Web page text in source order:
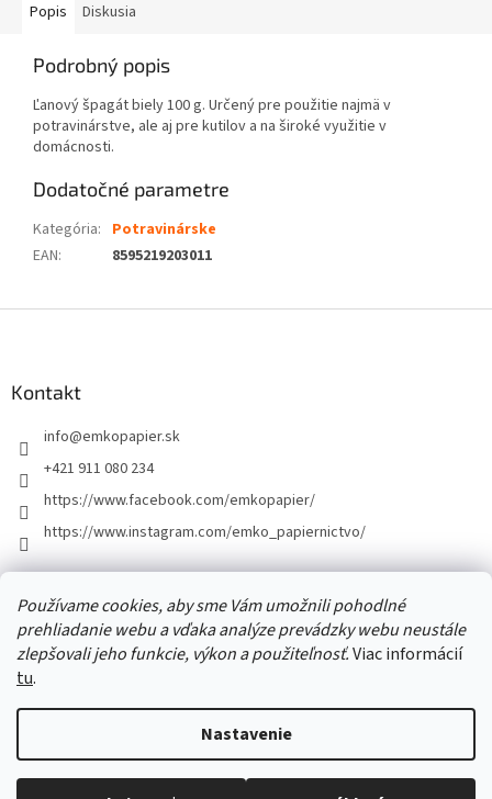
Používame cookies, aby sme Vám umožnili pohodlné
prehliadanie webu a vďaka analýze prevádzky webu neustále
zlepšovali jeho funkcie, výkon a použiteľnosť.Viac informácií
tu.
Nastavenie
Popis Diskusia
Podrobný popis
Ľanový špagát biely 100 g. Určený pre použitie najmä v
potravinárstve, ale aj pre kutilov a na široké využitie v
domácnosti.
Dodatočné parametre
Kategória: Potravinárske
EAN: 8595219203011
Kontakt
info@emkopapier.sk
+421 911 080 234
https://www.facebook.com/emkopapier/
https://www.instagram.com/emko_papiernictvo/
Facebook
Copyright 2026EMKOpapier. Všetky práva vyhradené.Upraviť